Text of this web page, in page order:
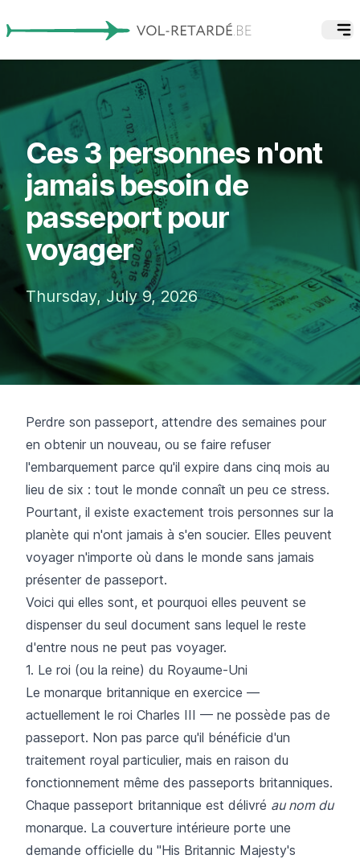
Ces 3 personnes n'ont
jamais besoin de
passeport pour
voyager
Thursday, July 9, 2026
Perdre son passeport, attendre des semaines pour
en obtenir un nouveau, ou se faire refuser
l'embarquement parce qu'il expire dans cinq mois au
lieu de six : tout le monde connaît un peu ce stress.
Pourtant, il existe exactement trois personnes sur la
planète qui n'ont jamais à s'en soucier. Elles peuvent
voyager n'importe où dans le monde sans jamais
présenter de passeport.
Voici qui elles sont, et pourquoi elles peuvent se
dispenser du seul document sans lequel le reste
d'entre nous ne peut pas voyager.
1. Le roi (ou la reine) du Royaume-Uni
Le monarque britannique en exercice —
actuellement le roi Charles III — ne possède pas de
passeport. Non pas parce qu'il bénéficie d'un
traitement royal particulier, mais en raison du
fonctionnement même des passeports britanniques.
Chaque passeport britannique est délivré au nom du
monarque. La couverture intérieure porte une
demande officielle du "His Britannic Majesty's